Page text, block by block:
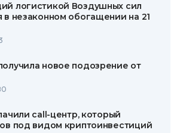
логистикой Воздушных сил
в незаконном обогащении на 21
новое подозрение от
call-центр, который
под видом криптоинвестиций